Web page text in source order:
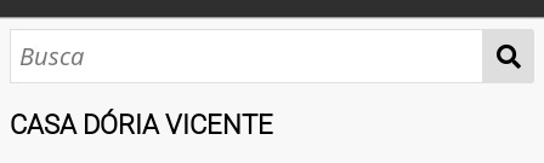
INÍCIO
CASA DÓRIA VICENTE